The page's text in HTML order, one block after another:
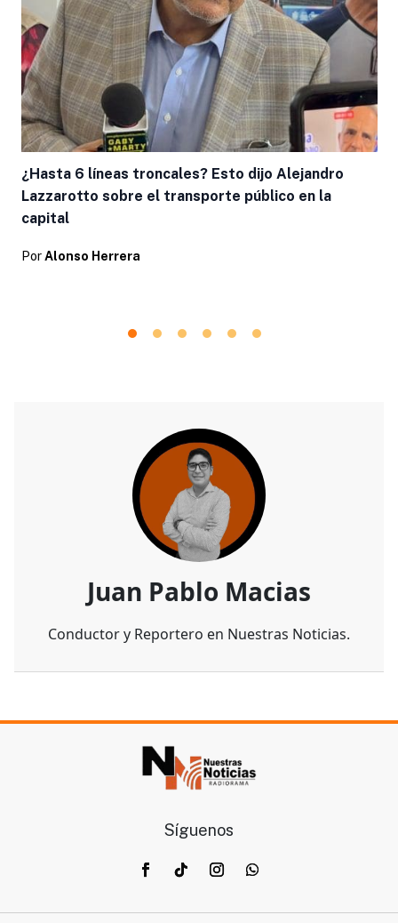
¿Hasta 6 líneas troncales? Esto dijo Alejandro
Lazzarotto sobre el transporte público en la
capital
Por Alonso Herrera
Juan Pablo Macias
Conductor y Reportero en Nuestras Noticias.
Síguenos